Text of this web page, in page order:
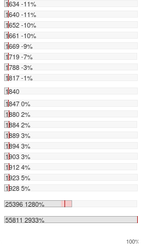
1634 -11%
1640 -11%
1652 -10%
1661 -10%
1669 -9%
1719 -7%
1788 -3%
1817 -1%
1840
1847 0%
1880 2%
1884 2%
1889 3%
1894 3%
1903 3%
1912 4%
1923 5%
1928 5%
25396 1280%
55811 2933%
100%